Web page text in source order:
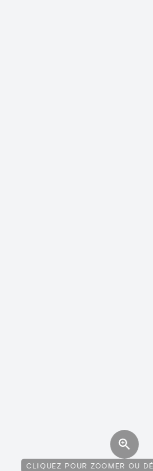
CLIQUEZ POUR ZOOMER OU